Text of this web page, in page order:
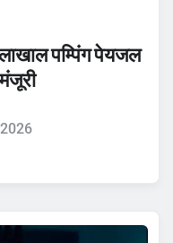
पम्पिंग पेयजल